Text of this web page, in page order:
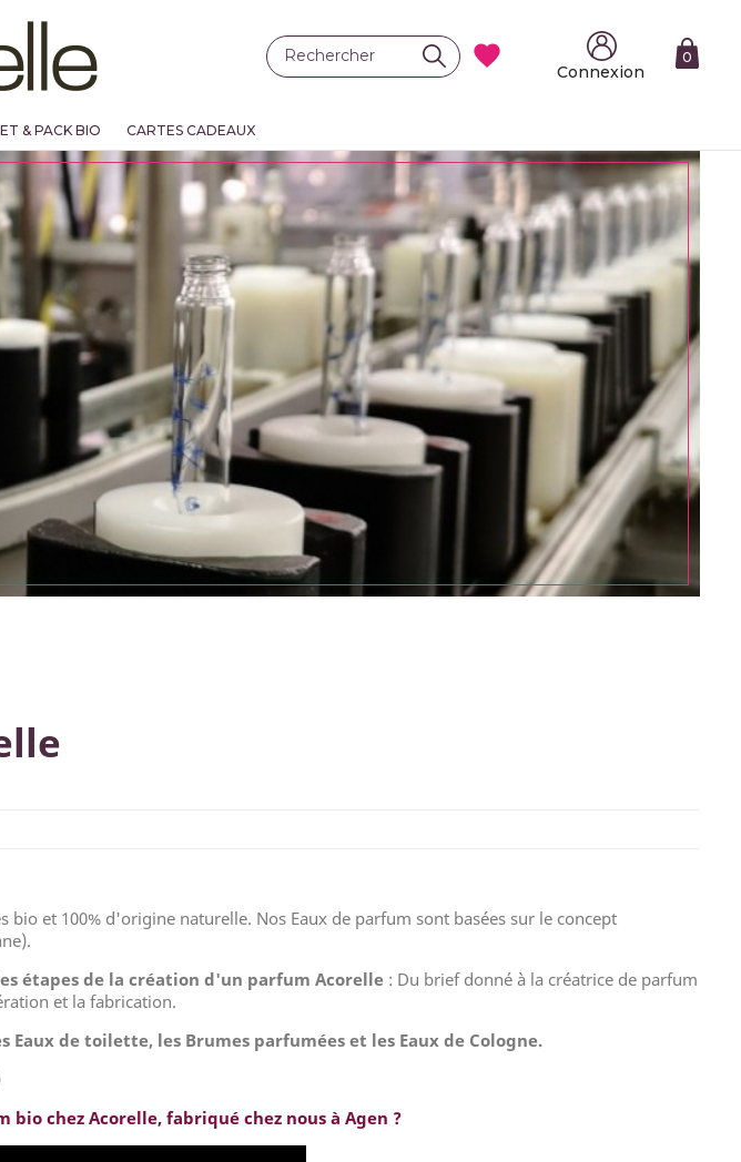

Connexion
0
& PACK BIO CARTES CADEAUX
et 100% d'origine naturelle. Nos Eaux de parfum sont basées sur le concept
étapes de la création d'un parfum Acorelle : Du brief donné à la créatrice de parfum
et la fabrication.
de toilette, les Brumes parfumées et les Eaux de Cologne.
chez Acorelle, fabriqué chez nous à Agen ?